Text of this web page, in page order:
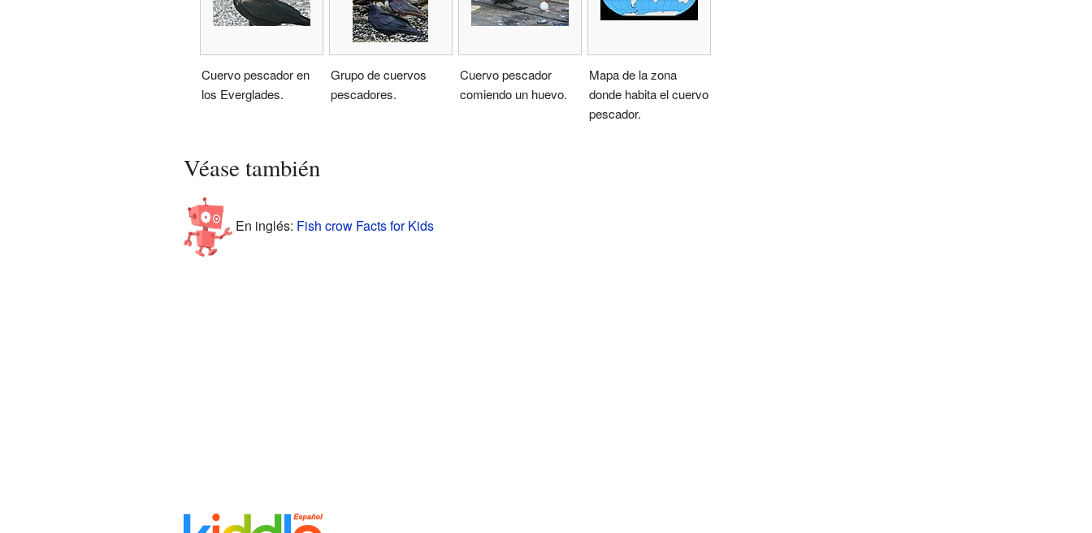
Cuervo pescador en
los Everglades.
Grupo de cuervos
pescadores.
Cuervo pescador
comiendo un huevo.
Mapa de la zona
donde habita el cuervo
pescador.
Véase también
En inglés: Fish crow Facts for Kids